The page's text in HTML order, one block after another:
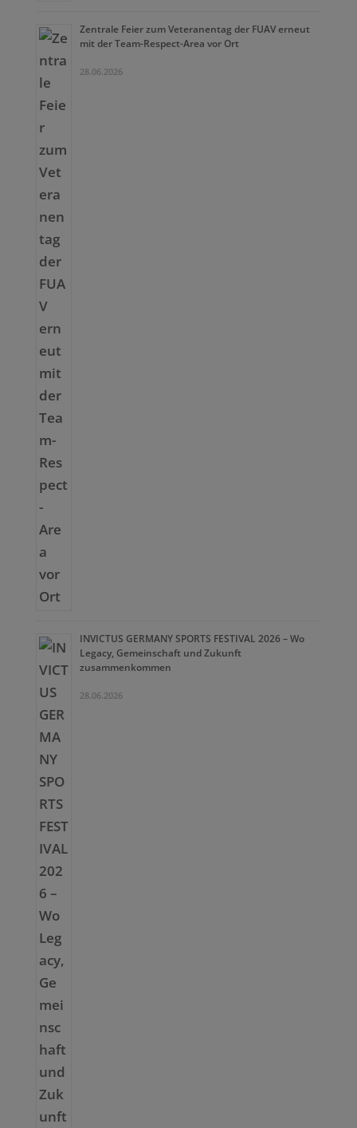
Zentrale Feier zum Veteranentag der FUAV erneut
mit der Team-Respect-Area vor Ort
28.06.2026
INVICTUS GERMANY SPORTS FESTIVAL 2026 – Wo
Legacy, Gemeinschaft und Zukunft
zusammenkommen
28.06.2026